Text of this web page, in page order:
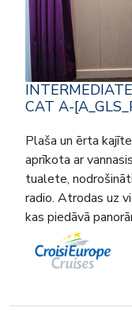
CAT A-
Plaša un ērta
aprīkota ar
tualete,
radio. Atrodas uz
kas piedāvā